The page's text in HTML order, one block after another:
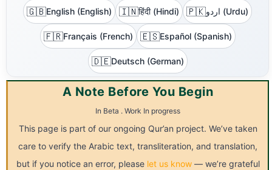
🇬🇧English (English) 🇮🇳हिंदी (Hindi) 🇵🇰 اردو (Urdu)
🇫🇷Français (French) 🇪🇸Español (Spanish)
🇩🇪Deutsch (German)
A Note Before You Begin
In Beta . Work In progress
This page is part of our ongoing Qur’an project. We’ve taken
care to verify the Arabic text, transliteration, and translation,
but if you notice an error, please let us know— we’re grateful